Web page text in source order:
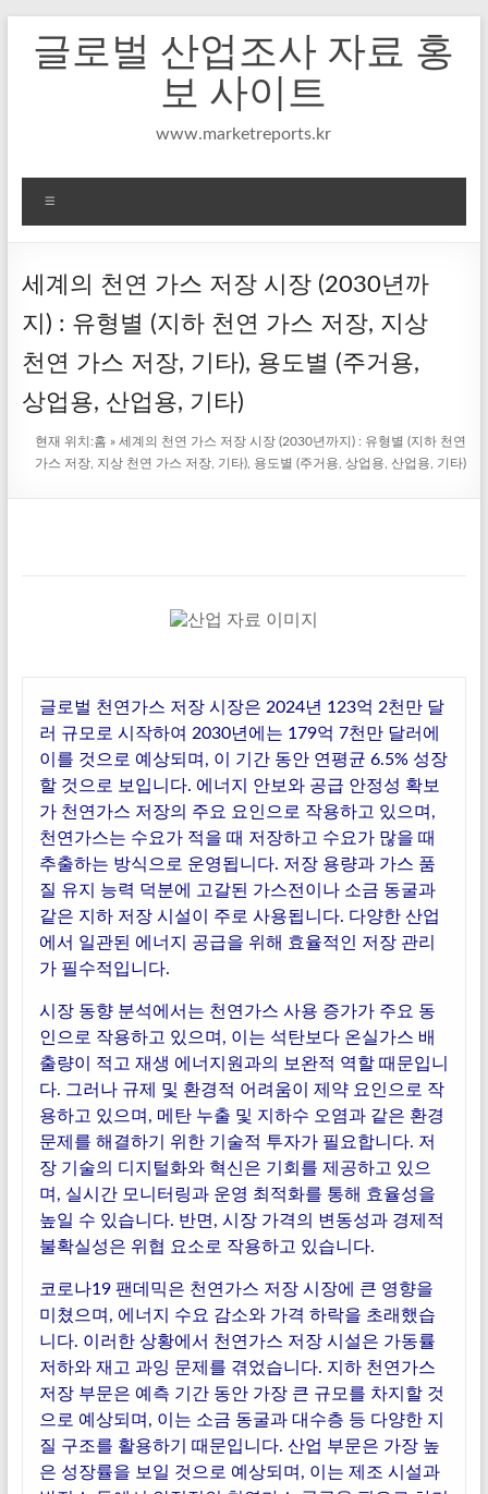
content
글로벌 산업조사 자료 홍
보 사이트
www.marketreports.kr
뉴
세계의 천연 가스 저장 시장 (2030년까
지) : 유형별 (지하 천연 가스 저장, 지상
천연 가스 저장, 기타), 용도별 (주거용,
상업용, 산업용, 기타)
현재 위치:홈 »세계의 천연 가스 저장 시장 (2030년까지) : 유형별 (지하 천연
가스 저장, 지상 천연 가스 저장, 기타), 용도별 (주거용, 상업용, 산업용, 기타)
글로벌 천연가스 저장 시장은 2024년 123억 2천만 달
러 규모로 시작하여 2030년에는 179억 7천만 달러에
이를 것으로 예상되며, 이 기간 동안 연평균 6.5% 성장
할 것으로 보입니다. 에너지 안보와 공급 안정성 확보
가 천연가스 저장의 주요 요인으로 작용하고 있으며,
천연가스는 수요가 적을 때 저장하고 수요가 많을 때
추출하는 방식으로 운영됩니다. 저장 용량과 가스 품
질 유지 능력 덕분에 고갈된 가스전이나 소금 동굴과
같은 지하 저장 시설이 주로 사용됩니다. 다양한 산업
에서 일관된 에너지 공급을 위해 효율적인 저장 관리
가 필수적입니다.
시장 동향 분석에서는 천연가스 사용 증가가 주요 동
인으로 작용하고 있으며, 이는 석탄보다 온실가스 배
출량이 적고 재생 에너지원과의 보완적 역할 때문입니
다. 그러나 규제 및 환경적 어려움이 제약 요인으로 작
용하고 있으며, 메탄 누출 및 지하수 오염과 같은 환경
문제를 해결하기 위한 기술적 투자가 필요합니다. 저
장 기술의 디지털화와 혁신은 기회를 제공하고 있으
며, 실시간 모니터링과 운영 최적화를 통해 효율성을
높일 수 있습니다. 반면, 시장 가격의 변동성과 경제적
불확실성은 위협 요소로 작용하고 있습니다.
코로나19 팬데믹은 천연가스 저장 시장에 큰 영향을
미쳤으며, 에너지 수요 감소와 가격 하락을 초래했습
니다. 이러한 상황에서 천연가스 저장 시설은 가동률
저하와 재고 과잉 문제를 겪었습니다. 지하 천연가스
저장 부문은 예측 기간 동안 가장 큰 규모를 차지할 것
으로 예상되며, 이는 소금 동굴과 대수층 등 다양한 지
질 구조를 활용하기 때문입니다. 산업 부문은 가장 높
은 성장률을 보일 것으로 예상되며, 이는 제조 시설과